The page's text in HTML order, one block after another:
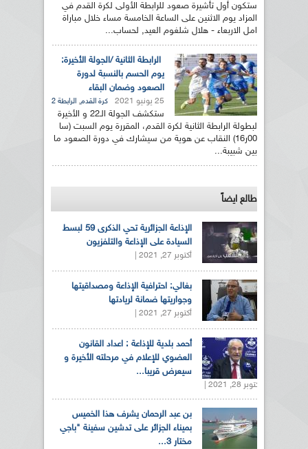
ستكون أول تأشيرة صعود للرابطة الأولى لكرة القدم في
المزاد يوم الاثنين على الساعة الخامسة مساء خلال مباراة
امل الاربعاء - هلال شلغوم العيد, لحساب...
الرابطة الثانية /الجولة الأخيرة:
يوم الحسم بالنسبة لدورة
الصعود وضمان البقاء
25 يونيو 2021 كرة القدم, الرابطة 2
ستكشف الجولة الـ22 و الأخيرة
لبطولة الرابطة الثانية لكرة القدم، المقررة يوم السبت (سا
00ر16) النقاب عن هوية من سيشارك في دورة الصعود ما
بين شبيبة...
طالع ايضاً
الإذاعة الجزائرية تحي الذكرى 59 لبسط
السيادة على الإذاعة والتلفزيون
أكتوبر 27, 2021 |
بغالي: احترافية الإذاعة ومصداقيتها
وجواريتها ضمانة لريادتها
أكتوبر 27, 2021 |
أحمد بلدية للإذاعة : اعداد القانون
العضوي للإعلام في مرحلته الأخيرة و
سيعرض قريبا...
أكتوبر 28, 2021 |
بن عبد الرحمان يشرف هذا الخميس
بميناء الجزائر على تدشين سفينة "باجي
مختار 3...